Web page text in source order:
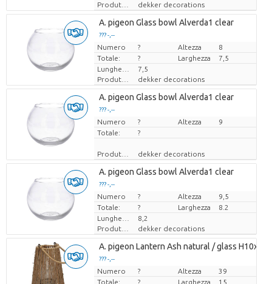
Produttore
dekker decorations
A. pigeon Glass bowl Alverda1 clear
??? -,--
Prezzo x uno
Numero ? Altezza
8
Totale:
? Larghezza
7,5
7,5
Produttore
dekker decorations
A. pigeon Glass bowl Alverda1 clear
??? -,--
Prezzo x uno
Numero ? Altezza
9
Totale:
?
Produttore dekker decorations
A. pigeon Glass bowl Alverda1 clear
??? -,--
Prezzo x uno
Numero ? Altezza
9,5
Totale:
? Larghezza
8.2
8,2
Produttore
dekker decorations
A. pigeon Lantern Ash natural / glass
??? -,--
Prezzo x uno
Numero ? Altezza
39
Totale:
? Larghezza
15